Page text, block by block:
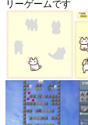
リーゲームです